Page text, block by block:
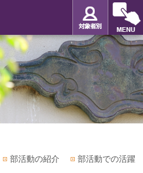
部活動の紹介 部活動での活躍